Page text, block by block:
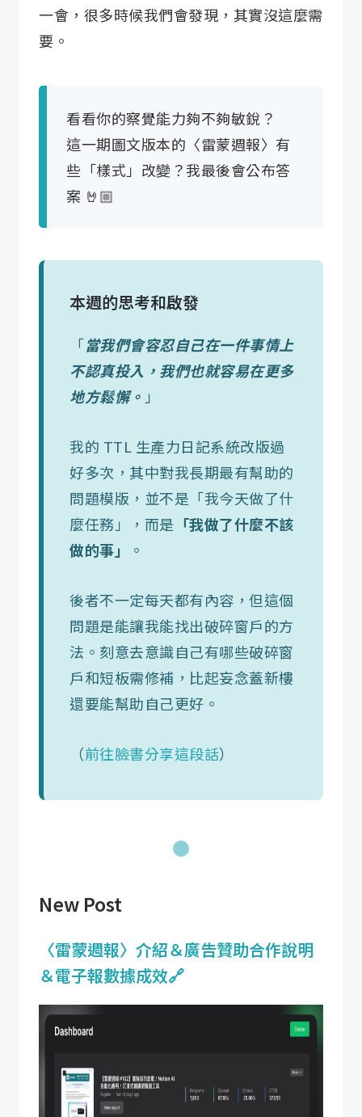
一會，很多時候我們會發現，其實沒這麼需
要。
看看你的察覺能力夠不夠敏銳？
這一期圖文版本的〈雷蒙週報〉有
些「樣式」改變？我最後會公布答
案 🤘🏼
本週的思考和啟發
「當我們會容忍自己在一件事情上
不認真投入，我們也就容易在更多
地方鬆懈。 」
我的 TTL 生產力日記系統改版過
好多次，其中對我長期最有幫助的
問題模版，並不是「我今天做了什
麼任務」，而是 「我做了什麼不該
做的事」
。
後者不一定每天都有內容，但這個
問題是能讓我能找出破碎窗戶的方
法。刻意去意識自己有哪些破碎窗
戶和短板需修補，比起妄念蓋新樓
還要能幫助自己更好。
（前往臉書分享這段話）
New Post
〈雷蒙週報〉介紹＆廣告贊助合作說明
＆電子報數據成效🔗